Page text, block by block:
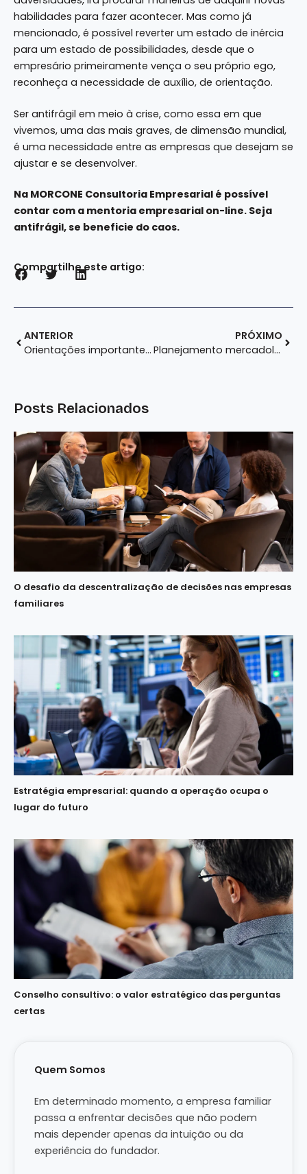
habilidades para fazer acontecer. Mas como já
mencionado, é possível reverter um estado de inércia
para um estado de possibilidades, desde que o
empresário primeiramente vença o seu próprio ego,
reconheça a necessidade de auxílio, de orientação.
Ser antifrágil em meio à crise, como essa em que
vivemos, uma das mais graves, de dimensão mundial,
é uma necessidade entre as empresas que desejam se
ajustar e se desenvolver.
Na MORCONE Consultoria Empresarial é possível
contar com a mentoria empresarial on-line. Seja
antifrágil, se beneficie do caos.
Compartilhe este artigo:
ANTERIOR
Orientações importantes para o planejamento estratégico na pandemia
PRÓXIMO
Planejamento mercadológico é imprescindível durante e no pós-pandemia
Posts Relacionados
O desafio da descentralização de decisões nas empresas
familiares
Estratégia empresarial: quando a operação ocupa o
lugar do futuro
Conselho consultivo: o valor estratégico das perguntas
certas
Quem Somos
Em determinado momento, a empresa familiar
passa a enfrentar decisões que não podem
mais depender apenas da intuição ou da
experiência do fundador.